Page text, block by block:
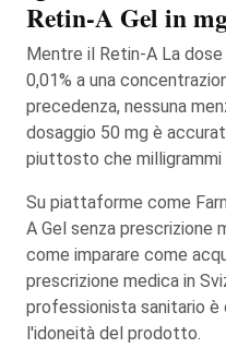
Retin-A Gel in
Mentre il Retin-A La
0,01% a una
precedenza, nessuna
dosaggio 50 mg è
piuttosto che milligrammi
Su piattaforme come
A Gel senza prescrizione
come imparare come
prescrizione medica in
professionista sanitario è
l'idoneità del prodotto.